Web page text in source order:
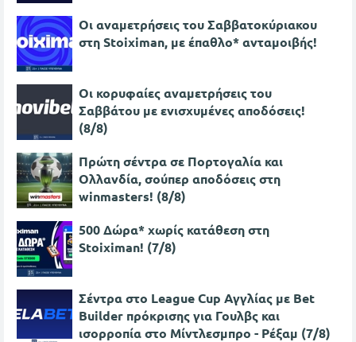
Οι αναμετρήσεις του Σαββατοκύριακου
στη Stoiximan, με έπαθλο* ανταμοιβής!
Oι κορυφαίες αναμετρήσεις του
Σαββάτου με ενισχυμένες αποδόσεις!
(8/8)
Πρώτη σέντρα σε Πορτογαλία και
Ολλανδία, σούπερ αποδόσεις στη
winmasters! (8/8)
500 Δώρα* χωρίς κατάθεση στη
Stoiximan! (7/8)
Σέντρα στο League Cup Αγγλίας με Bet
Builder πρόκρισης για Γουλβς και
ισορροπία στο Μίντλεσμπρο - Ρέξαμ (7/8)